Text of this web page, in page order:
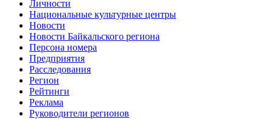
Личности
Национальные культурные центры
Новости
Новости Байкальского региона
Персона номера
Предприятия
Расследования
Регион
Рейтинги
Реклама
Руководители регионов